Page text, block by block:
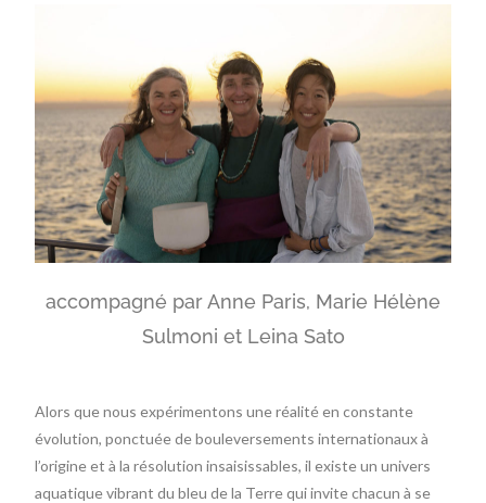
accompagné par Anne Paris, Marie Hélène
Sulmoni et Leina Sato
Alors que nous expérimentons une réalité en constante
évolution, ponctuée de bouleversements internationaux à
l’origine et à la résolution insaisissables, il existe un univers
aquatique vibrant du bleu de la Terre qui invite chacun à se